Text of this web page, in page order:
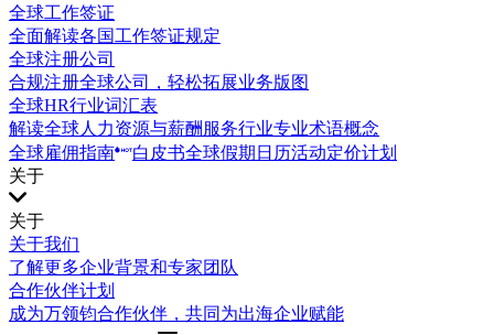
全球工作签证
全面解读各国工作签证规定
全球注册公司
合规注册全球公司，轻松拓展业务版图
全球HR行业词汇表
解读全球人力资源与薪酬服务行业专业术语概念
全球雇佣指南
白皮书全球假期日历活动定价计划
关于
关于
关于我们
了解更多企业背景和专家团队
合作伙伴计划
成为万领钧合作伙伴，共同为出海企业赋能